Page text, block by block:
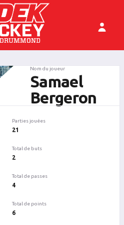
Nom du joueur
Samael
Bergeron
Parties jouées
21
Total de buts
2
Total de passes
4
Total de points
6